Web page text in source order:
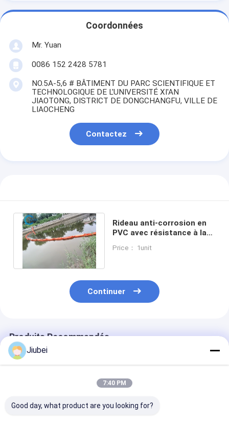
Coordonnées
Mr. Yuan
0086 152 2428 5781
NO.5A-5,6 # BÂTIMENT DU PARC SCIENTIFIQUE ET
TECHNOLOGIQUE DE L'UNIVERSITÉ XI'AN
JIAOTONG, DISTRICT DE DONGCHANGFU, VILLE DE
LIAOCHENG
Contactez
Rideau anti-corrosion en
PVC avec résistance à la
+60 °C
Price： 1unit
Continuer
Produits Recommandés
Jiubei
7:40 PM
Good day, what product are you looking for?